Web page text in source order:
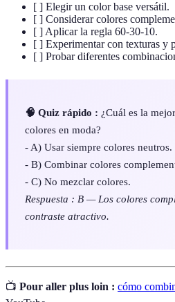
[ ] Elegir un color base versátil.
[ ] Considerar colores
[ ] Aplicar la regla 60-30-10.
[ ] Experimentar con texturas y
[ ] Probar diferentes
🧠 Quiz rápido : ¿Cuál es la
colores en moda?
- A) Usar siempre colores neutros.
- B) Combinar colores
- C) No mezclar colores.
Respuesta : B — Los colores
contraste atractivo.
📺 Pour aller plus loin : cómo